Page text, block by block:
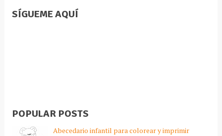
SÍGUEME AQUÍ
POPULAR POSTS
Abecedario infantil para colorear y imprimir